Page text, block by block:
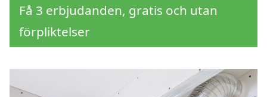
Få 3 erbjudanden, gratis och utan
förpliktelser